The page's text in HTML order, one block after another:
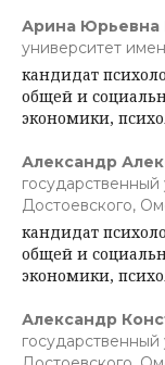
Арина Юрьевна
университет
кандидат
общей и
экономики,
Александр
Достоевского,
кандидат
общей и
экономики,
Александр